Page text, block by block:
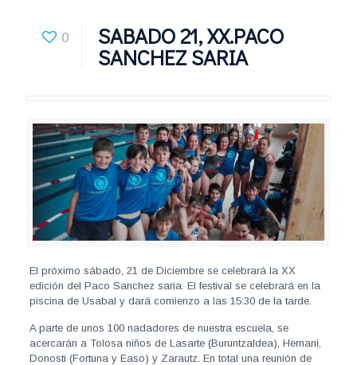
0 SABADO 21, XX.PACO
SANCHEZ SARIA
El próximo sábado, 21 de Diciembre se celebrará la XX
edición del Paco Sanchez saria. El festival se celebrará en la
piscina de Usabal y dará comienzo a las 15:30 de la tarde.
A parte de unos 100 nadadores de nuestra escuela, se
acercarán a Tolosa niños de Lasarte (Buruntzaldea), Hernani,
Donosti (Fortuna y Easo) y Zarautz. En total una reunión de